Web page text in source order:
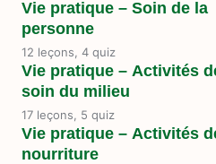
Vie pratique – Soin de la
personne
12 leçons, 4 quiz
Vie pratique – Activités
soin du milieu
17 leçons, 5 quiz
Vie pratique – Activités
nourriture